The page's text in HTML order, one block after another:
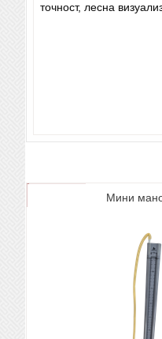
точност, лесна
Мини